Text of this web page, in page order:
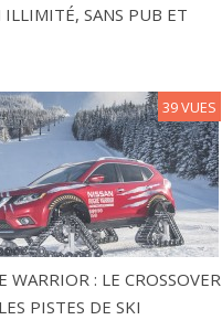
SANS PUB ET
WARRIOR : LE CROSSOVER
PISTES DE SKI
39 VUES